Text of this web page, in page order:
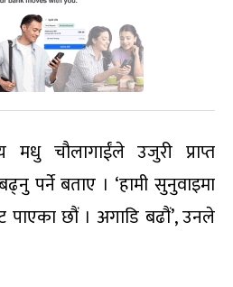
मधु चौलागाईंले उजुरी प्राप्त
पर्ने बताए । ‘हामी सुनुवाइमा
छौं । अगाडि बढौं’, उनले